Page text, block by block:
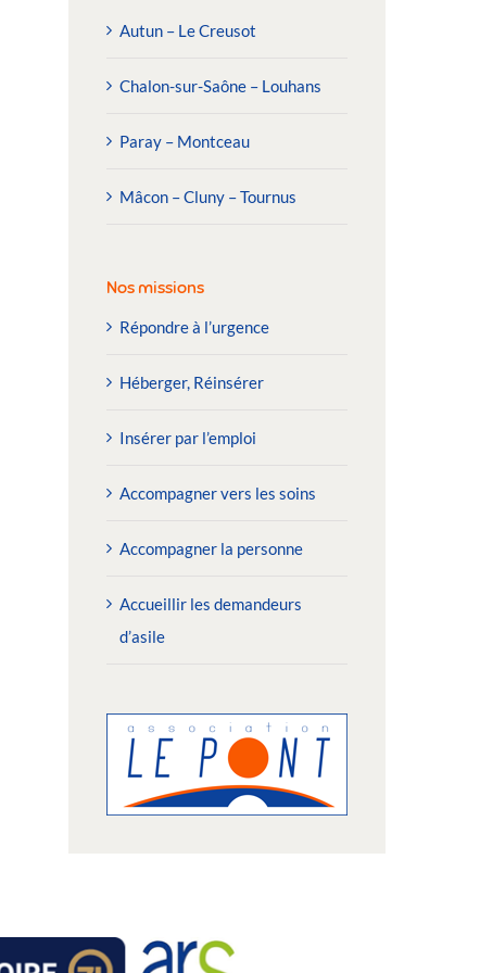
réunies pour le «
des Solidarités »
pension de famille rend
plus douces
jeudi 11 juin 2026
Autun – Le Creusot
Chalon-sur-Saône – Louhans
Paray – Montceau
Mâcon – Cluny – Tournus
Nos missions
Répondre à l’urgence
Héberger, Réinsérer
Insérer par l’emploi
Accompagner vers les soins
Accompagner la personne
Accueillir les demandeurs
d’asile